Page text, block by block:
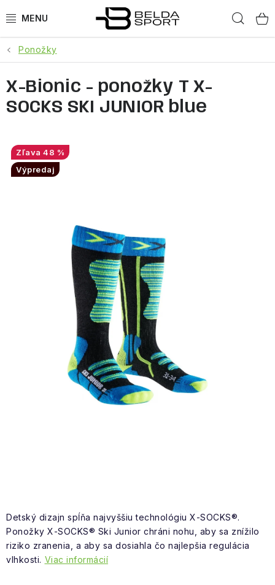
na
ŠPORTY
BEH
GOLDBERGH
OBLEČENIE
NAŠE SLUŽBY
Vrátenie a výmena Doprava a platba
Blog
Ponožky
Detský dizajn spĺňa najvyššiu technológiu X-SOCKS®.
Ponožky X-SOCKS® Ski Junior chráni nohu, aby sa znížilo
riziko zranenia, a aby sa dosiahla čo najlepšia regulácia
vlhkosti. Viac informácií
X-Bionic - ponožky T X-
SOCKS SKI JUNIOR blue
48 %
Výpredaj